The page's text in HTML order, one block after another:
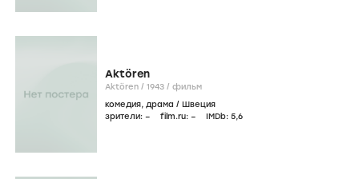
Aktören
Aktören / 1943 / фильм
комедия, драма / Швеция
зрители: – film.ru: – IMDb: 5,6